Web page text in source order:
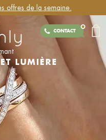
offres de la semaine.
CONTACT
LUMIÈRE